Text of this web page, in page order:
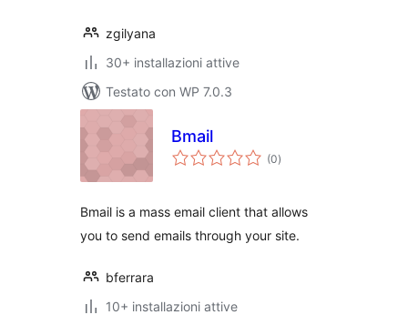
zgilyana
30+ installazioni attive
Testato con WP 7.0.3
Bmail
(0valutazioni
totali
)
Bmail is a mass email client that allows
you to send emails through your site.
bferrara
10+ installazioni attive